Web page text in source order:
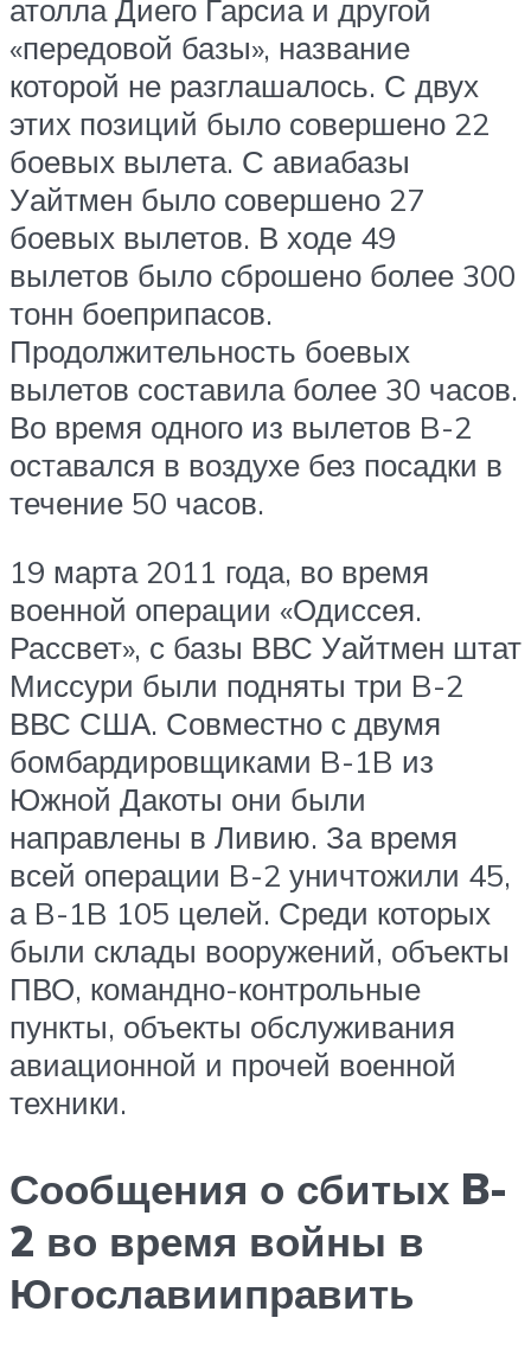
атолла Диего Гарсиа и другой
«передовой базы», название
которой не разглашалось. С двух
этих позиций было совершено 22
боевых вылета. С авиабазы
Уайтмен было совершено 27
боевых вылетов. В ходе 49
вылетов было сброшено более 300
тонн боеприпасов.
Продолжительность боевых
вылетов составила более 30 часов.
Во время одного из вылетов B-2
оставался в воздухе без посадки в
течение 50 часов.
19 марта 2011 года, во время
военной операции «Одиссея.
Рассвет», с базы ВВС Уайтмен штат
Миссури были подняты три B-2
ВВС США. Совместно с двумя
бомбардировщиками B-1B из
Южной Дакоты они были
направлены в Ливию. За время
всей операции B-2 уничтожили 45,
а B-1B 105 целей. Среди которых
были склады вооружений, объекты
ПВО, командно-контрольные
пункты, объекты обслуживания
авиационной и прочей военной
техники.
Сообщения о сбитых B-
2 во время войны в
Югославииправить